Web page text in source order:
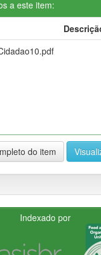
a este item:
do item
Indexado por